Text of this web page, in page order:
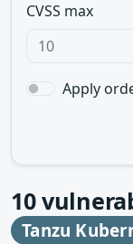
CVSS max
Apply
10
Tanzu